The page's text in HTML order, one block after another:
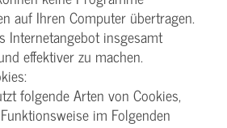
auf Ihren Computer übertragen.
Internetangebot insgesamt
effektiver zu machen.
folgende Arten von Cookies,
im Folgenden